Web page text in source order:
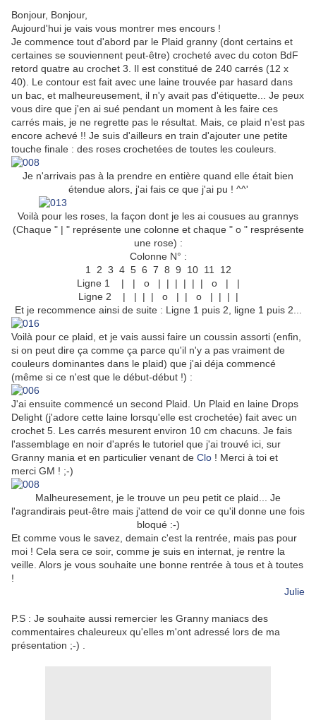
Bonjour, Bonjour,
Aujourd'hui je vais vous montrer mes encours !
Je commence tout d'abord par le Plaid granny (dont certains et
certaines se souviennent peut-être) crocheté avec du coton BdF
retord quatre au crochet 3. Il est constitué de 240 carrés (12 x
40). Le contour est fait avec une laine trouvée par hasard dans
un bac, et malheureusement, il n'y avait pas d'étiquette... Je peux
vous dire que j'en ai sué pendant un moment à les faire ces
carrés mais, je ne regrette pas le résultat. Mais, ce plaid n'est pas
encore achevé !! Je suis d'ailleurs en train d'ajouter une petite
touche finale : des roses crochetées de toutes les couleurs.
Je n'arrivais pas à la prendre en entière quand elle était bien
étendue alors, j'ai fais ce que j'ai pu ! ^^'
Voilà pour les roses, la façon dont je les ai cousues au grannys
(Chaque " | " représente une colonne et chaque " o " resprésente
une rose) :
Colonne N° :
1 2 3 4 5 6 7 8 9 10 11 12
Ligne 1 | | o | | | | | | o | |
Ligne 2 | | | | o | | o | | | |
Et je recommence ainsi de suite : Ligne 1 puis 2, ligne 1 puis 2...
Voilà pour ce plaid, et je vais aussi faire un coussin assorti (enfin,
si on peut dire ça comme ça parce qu'il n'y a pas vraiment de
couleurs dominantes dans le plaid) que j'ai déja commencé
(même si ce n'est que le début-début !) :
J'ai ensuite commencé un second Plaid. Un Plaid en laine Drops
Delight (j'adore cette laine lorsqu'elle est crochetée) fait avec un
crochet 5. Les carrés mesurent environ 10 cm chacuns. Je fais
l'assemblage en noir d'aprés le tutoriel que j'ai trouvé ici, sur
Granny mania et en particulier venant de Clo ! Merci à toi et
merci GM ! ;-)
Malheuresement, je le trouve un peu petit ce plaid... Je
l'agrandirais peut-être mais j'attend de voir ce qu'il donne une fois
bloqué :-)
Et comme vous le savez, demain c'est la rentrée, mais pas pour
moi ! Cela sera ce soir, comme je suis en internat, je rentre la
veille. Alors je vous souhaite une bonne rentrée à tous et à toutes
!
Julie
P.S : Je souhaite aussi remercier les Granny maniacs des
commentaires chaleureux qu'elles m'ont adressé lors de ma
présentation ;-) .